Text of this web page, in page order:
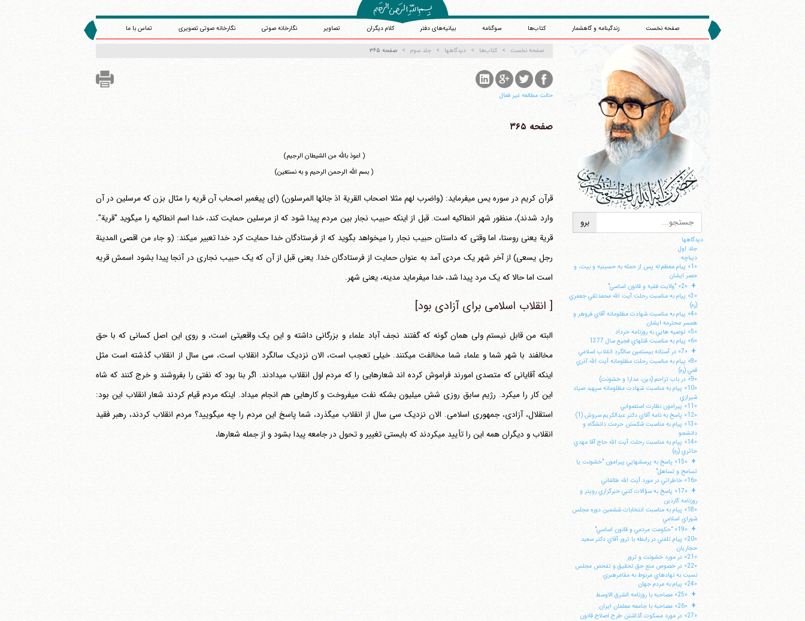
صفحه نخست زندگینامه و گاهشمار کتاب‌ها سوگنامه بیانیه‌های دفتر کلام دیگران تصاویر نگارخانه صوتی نگارخانه صوتی تصویری تماس با ما
دیدگاهها
جلد اول
ديباچه:
«1» پيام معظم له پس از حمله به حسينيه و بيت، و
حصر ايشان
+ «2» "ولايت فقيه و قانون اساسي"
«3» پيام به مناسبت رحلت آيت الله محمدتقي جعفري
(ره)
«4» پيام به مناسبت شهادت مظلومانه آقاي فروهر و
همسر محترمه ايشان
«5» توصيه هايي به روزنامه خرداد
«6» پيام به مناسبت قتلهاي فجيع سال 1377
+ «7» در آستانه بيستمين سالگرد انقلاب اسلامي
«8» پيام به مناسبت رحلت مظلومانه آيت الله آذري
قمي (ره)
«9» در باب تزاحم (دين، مدارا و خشونت)
«10» پيام به مناسبت شهادت مظلومانه سپهبد صياد
شيرازي
«11» پيرامون نظارت استصوابي
«12» پاسخ به نامه آقاي دكتر عبدالكريم سروش (1)
«13» پيام به مناسبت شكستن حرمت دانشگاه و
دانشجو
«14» پپام به مناسبت رحلت آيت الله حاج آقا مهدي
حائري (ره)
+
«15» پاسخ به پرسشهايي پيرامون "خشونت يا
تسامح و تساهل"
«16» خاطراتي در مورد آيت الله طالقاني
+
«17» پاسخ به سؤالات كتبي خبرگزاري رويتر و
روزنامه گاردين
«18» پيام به مناسبت انتخابات ششمين دوره مجلس
شوراي اسلامي
+ «19» "حكومت مردمي و قانون اساسي"
«20» پيام تلفني در رابطه با ترور آقاي دكتر سعيد
حجاريان
«21» در مورد خشونت و ترور
«22» در خصوص منع حق تحقيق و تفحص مجلس
نسبت به نهادهاي مربوط به مقامرهبري
«24» پيام به مردم جهان
+ «25» مصاحبه با روزنامه الشرق الاوسط
+ «26» مصاحبه با جامعه معلمان ايران
«27» در مورد مسكوت گذاشتن طرح اصلاح قانون
صفحه نخست کتاب‌ها دیدگاهها جلد سوم صفحه ۳۶۵
حالت مطالعه غیر فعال
صفحه ۳۶۵
( اعوذ بالله من الشیطان الرجیم)
( بسم الله الرحمن الرحیم و به نستعین)
قرآن کریم در سوره یس می‎فرماید: (واضرب لهم مثلا اصحاب القریة اذ جائها المرسلون) (ای پیغمبر اصحاب آن قریه را مثال بزن که مرسلین در آن
وارد شدند)، منظور شهر انطاکیه است. قبل از اینکه حبیب نجار بین مردم پیدا شود که از مرسلین حمایت کند، خدا اسم انطاکیه را می‎گوید "قریة".
قریة یعنی روستا، اما وقتی که داستان حبیب نجار را می‎خواهد بگوید که از فرستادگان خدا حمایت کرد خدا تعبیر می‎کند:
(و جاء من اقصی المدینة
رجل یسعی) از آخر شهر یک مردی آمد به عنوان حمایت از فرستادگان خدا. یعنی قبل از آن که یک حبیب نجاری در آنجا پیدا بشود اسمش قریه
است اما حالا که یک مرد پیدا شد، خدا می‎فرماید مدینه، یعنی شهر.
[ انقلاب اسلامی برای آزادی بود]
البته من قابل نیستم ولی همان گونه که گفتند نجف آباد علماء و بزرگانی داشته و این یک واقعیتی است، و روی این اصل کسانی که با حق
مخالفند با شهر شما و علماء شما مخالفت می‎کنند. خیلی تعجب است، الان نزدیک سالگرد انقلاب است، سی سال از انقلاب گذشته است مثل
اینکه آقایانی که متصدی امورند فراموش کرده اند شعارهایی را که مردم اول انقلاب می‎دادند. اگر بنا بود که نفتی را بفروشند و خرج کنند که شاه
این کار را می‎کرد. رژیم سابق روزی شش میلیون بشکه نفت می‎فروخت و کارهایی هم انجام می‎داد. اینکه مردم قیام کردند شعار انقلاب این بود:
استقلال، آزادی، جمهوری اسلامی. الان نزدیک سی سال از انقلاب می‎گذرد، شما پاسخ این مردم را چه می‎گویید؟ مردم انقلاب کردند، رهبر فقید
انقلاب و دیگران همه این را تأیید می‎کردند که بایستی تغییر و تحول در جامعه پیدا بشود و از جمله شعارها،